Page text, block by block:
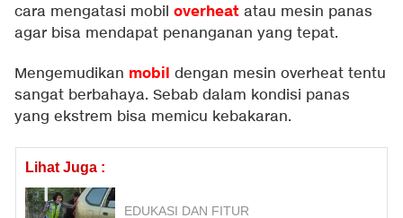
cara mengatasi mobil overheat atau mesin panas
agar bisa mendapat penanganan yang tepat.
Mengemudikan mobil dengan mesin overheat tentu
sangat berbahaya. Sebab dalam kondisi panas
yang ekstrem bisa memicu kebakaran.
Lihat Juga :
EDUKASI DAN FITUR